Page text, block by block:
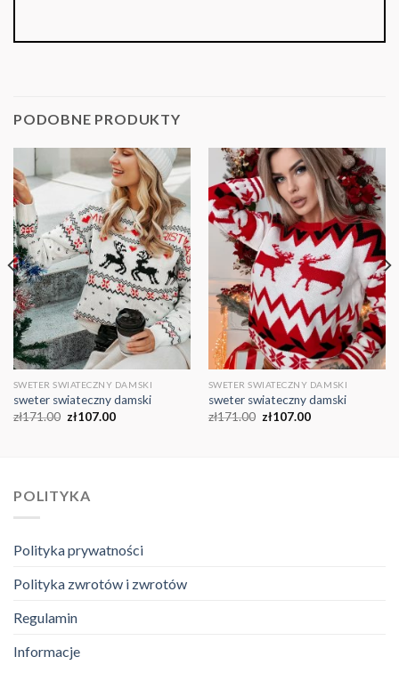
PODOBNE PRODUKTY
SWETER SWIATECZNY DAMSKI
sweter swiateczny damski
zł171.00 zł107.00
SWETER SWIATECZNY DAMSKI
sweter swiateczny damski
zł171.00 zł107.00
POLITYKA
Polityka prywatności
Polityka zwrotów i zwrotów
Regulamin
Informacje